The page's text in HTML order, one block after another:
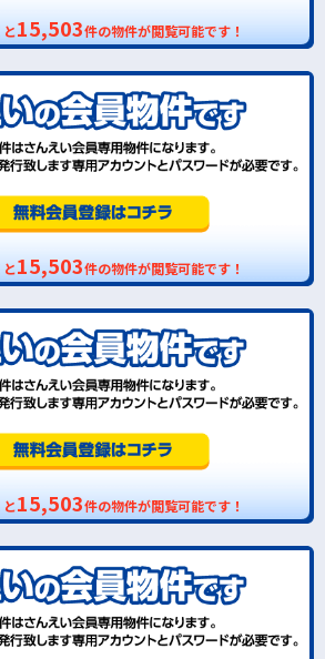
15,503件の物件が閲覧可能です！
15,503件の物件が閲覧可能です！
15,503件の物件が閲覧可能です！